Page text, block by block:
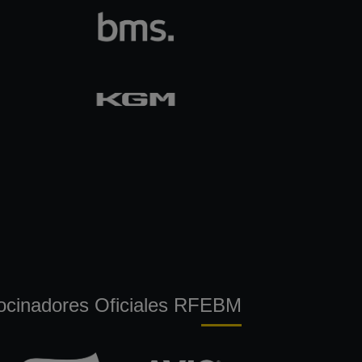
Oficiales RFEBM